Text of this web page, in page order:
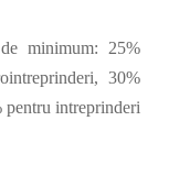
minimum: 25%
30%
intreprinderi